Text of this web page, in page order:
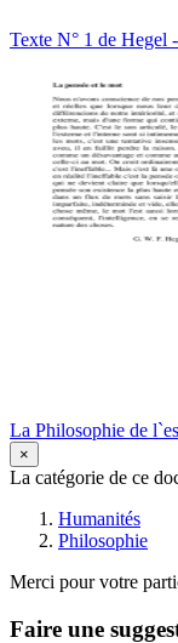
Texte N° 1 de
La Philosophie de
×
La catégorie de ce
Humanités
Philosophie
Merci pour votre
Faire une